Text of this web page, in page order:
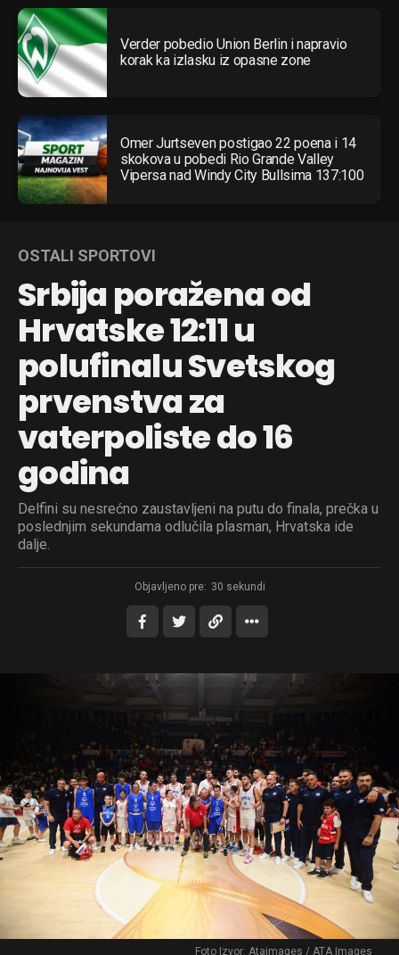
Verder pobedio Union Berlin i napravio
korak ka izlasku iz opasne zone
Omer Jurtseven postigao 22 poena i 14
skokova u pobedi Rio Grande Valley
Vipersa nad Windy City Bullsima 137:100
OSTALI SPORTOVI
Srbija poražena od
Hrvatske 12:11 u
polufinalu Svetskog
prvenstva za
vaterpoliste do 16
godina
Delfini su nesrećno zaustavljeni na putu do finala, prečka u
poslednjim sekundama odlučila plasman, Hrvatska ide
dalje.
Objavljeno pre: 30 sekundi
Foto Izvor: Ataimages / ATA Images